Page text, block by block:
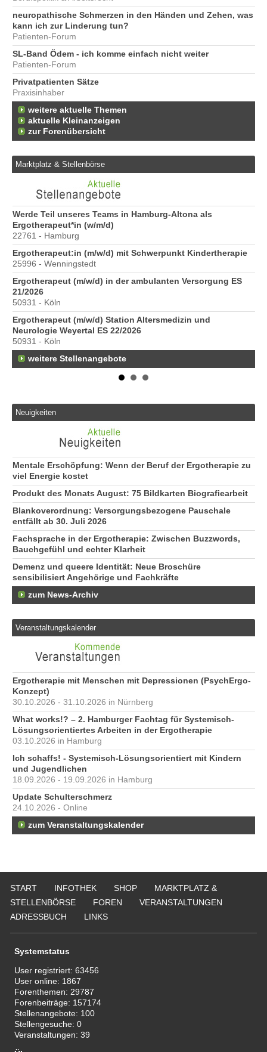
neuropathische Schmerzen in den Händen und Zehen, was
kann ich zur Linderung tun?
Patienten-Forum
SL-Band Ödem - ich komme einfach nicht weiter
Patienten-Forum
Privatpatienten Sätze
Praxisinhaber
weitere aktuelle Themen
aktuelle Kleinanzeigen
zur Forenübersicht
Marktplatz & Stellenbörse
Werde Teil unseres Teams in Hamburg-Altona als
Ergotherapeut*in (w/m/d)
22761 - Hamburg
Ergotherapeut:in (m/w/d) mit Schwerpunkt Kindertherapie
25996 - Wenningstedt
Ergotherapeut (m/w/d) in der ambulanten Versorgung ES
21/2026
50931 - Köln
Ergotherapeut (m/w/d) Station Altersmedizin und
Neurologie Weyertal ES 22/2026
50931 - Köln
weitere Stellenangebote
Neuigkeiten
Mentale Erschöpfung: Wenn der Beruf der Ergotherapie zu
viel Energie kostet
Produkt des Monats August: 75 Bildkarten Biografiearbeit
Blankoverordnung: Versorgungsbezogene Pauschale
entfällt ab 30. Juli 2026
Fachsprache in der Ergotherapie: Zwischen Buzzwords,
Bauchgefühl und echter Klarheit
Demenz und queere Identität: Neue Broschüre
sensibilisiert Angehörige und Fachkräfte
zum News-Archiv
Veranstaltungskalender
Ergotherapie mit Menschen mit Depressionen (PsychErgo-
Konzept)
30.10.2026 - 31.10.2026 in Nürnberg
What works!? – 2. Hamburger Fachtag für Systemisch-
Lösungsorientiertes Arbeiten in der Ergotherapie
03.10.2026 in Hamburg
Ich schaffs! - Systemisch-Lösungsorientiert mit Kindern
und Jugendlichen
18.09.2026 - 19.09.2026 in Hamburg
Update Schulterschmerz
24.10.2026 - Online
zum Veranstaltungskalender
START INFOTHEK SHOP
MARKTPLATZ &
STELLENBÖRSE
FOREN
VERANSTALTUNGEN
ADRESSBUCH
LINKS
Systemstatus
User registriert:63456
User online: 1867
Forenthemen: 29787
Forenbeiträge: 157174
Stellenangebote: 100
Stellengesuche:0
Veranstaltungen:39